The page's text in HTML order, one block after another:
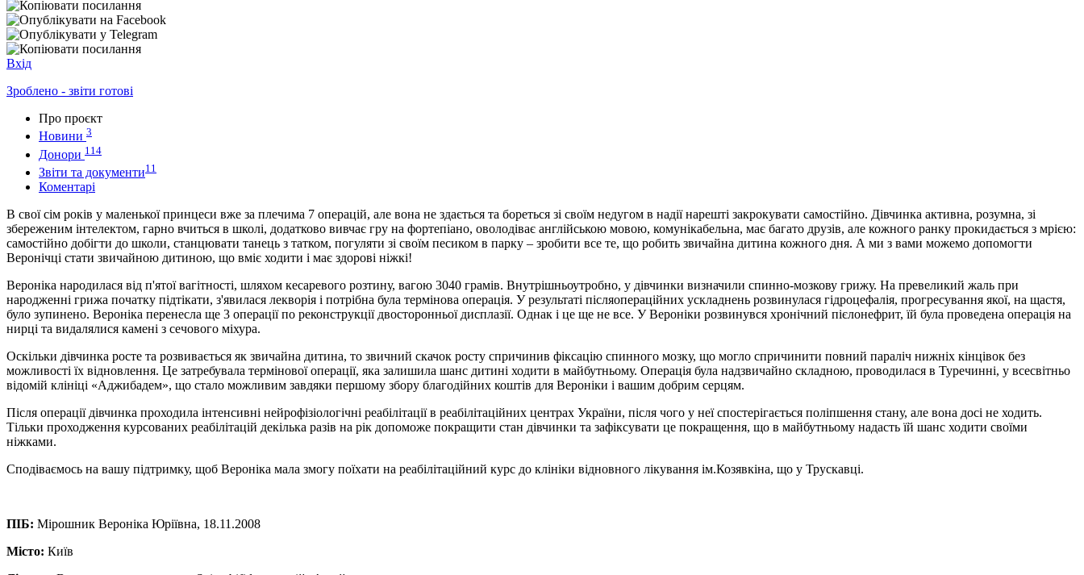
Вхід
Зроблено - звіти готові
Про проєкт
Новини 3
Донори 114
Звіти та документи11
Коментарі
В свої сім років у маленької принцеси вже за плечима 7 операцій, але вона не здається та бореться зі своїм недугом в надії нарешті закрокувати самостійно. Дівчинка активна, розумна, зі
збереженим інтелектом, гарно вчиться в школі, додатково вивчає гру на фортепіано, оволодіває англійською мовою, комунікабельна, має багато друзів, але кожного ранку прокидається з мрією:
самостійно добігти до школи, станцювати танець з татком, погуляти зі своїм песиком в парку – зробити все те, що робить звичайна дитина кожного дня. А ми з вами можемо допомогти
Веронічці стати звичайною дитиною, що вміє ходити і має здорові ніжкі!
Вероніка народилася від п'ятої вагітності, шляхом кесаревого розтину, вагою 3040 грамів. Внутрішньоутробно, у дівчинки визначили спинно-мозкову грижу. На превеликий жаль при
народженні грижа початку підтікати, з'явилася лекворія і потрібна була термінова операція. У результаті післяопераційних ускладнень розвинулася гідроцефалія, прогресування якої, на щастя,
було зупинено. Вероніка перенесла ще 3 операції по реконструкції двосторонньої дисплазії. Однак і це ще не все. У Вероніки розвинувся хронічний пієлонефрит, їй була проведена операція на
нирці та видалялися камені з сечового міхура.
Оскільки дівчинка росте та розвивається як звичайна дитина, то звичний скачок росту спричинив фіксацію спинного мозку, що могло спричинити повний параліч нижніх кінцівок без
можливості їх відновлення. Це затребувала термінової операції, яка залишила шанс дитині ходити в майбутньому. Операція була надзвичайно складною, проводилася в Туречинні, у всесвітньо
відомій клініці «Аджибадем», що стало можливим завдяки першому збору благодійних коштів для Вероніки і вашим добрим серцям.
Після операції дівчинка проходила інтенсивні нейрофізіологічні реабілітації в реабілітаційних центрах України, після чого у неї спостерігається поліпшення стану, але вона досі не ходить.
Тільки проходження курсованих реабілітацій декілька разів на рік допоможе покращити стан дівчинки та зафіксувати це покращення, що в майбутньому надасть їй шанс ходити своїми
ніжками.
Сподіваємось на вашу підтримку, щоб Вероніка мала змогу поїхати на реабілітаційний курс до клініки відновного лікування ім.Козявкіна, що у Трускавці.
ПІБ: Мірошник Вероніка Юріївна, 18.11.2008
Місто: Київ